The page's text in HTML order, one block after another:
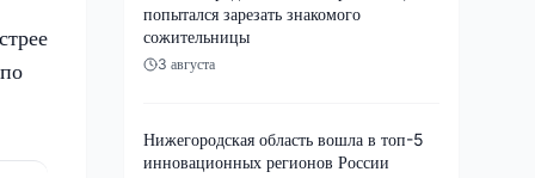
попытался зарезать знакомого
сожительницы
3 августа
Нижегородская область вошла в топ-5
инновационных регионов России